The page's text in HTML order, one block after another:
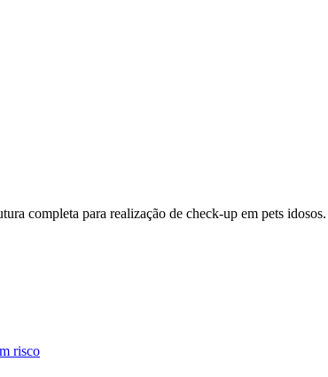
completa para realização de check-up em pets idosos.